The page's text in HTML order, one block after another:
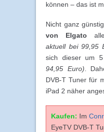
können – das ist
Nicht ganz
von Elgato
aktuell bei 99,95
sich dieser um
94,95 Euro) .
DVB-T Tuner für
iPad 2 näher
Kaufen: Im
EyeTV DVB-T